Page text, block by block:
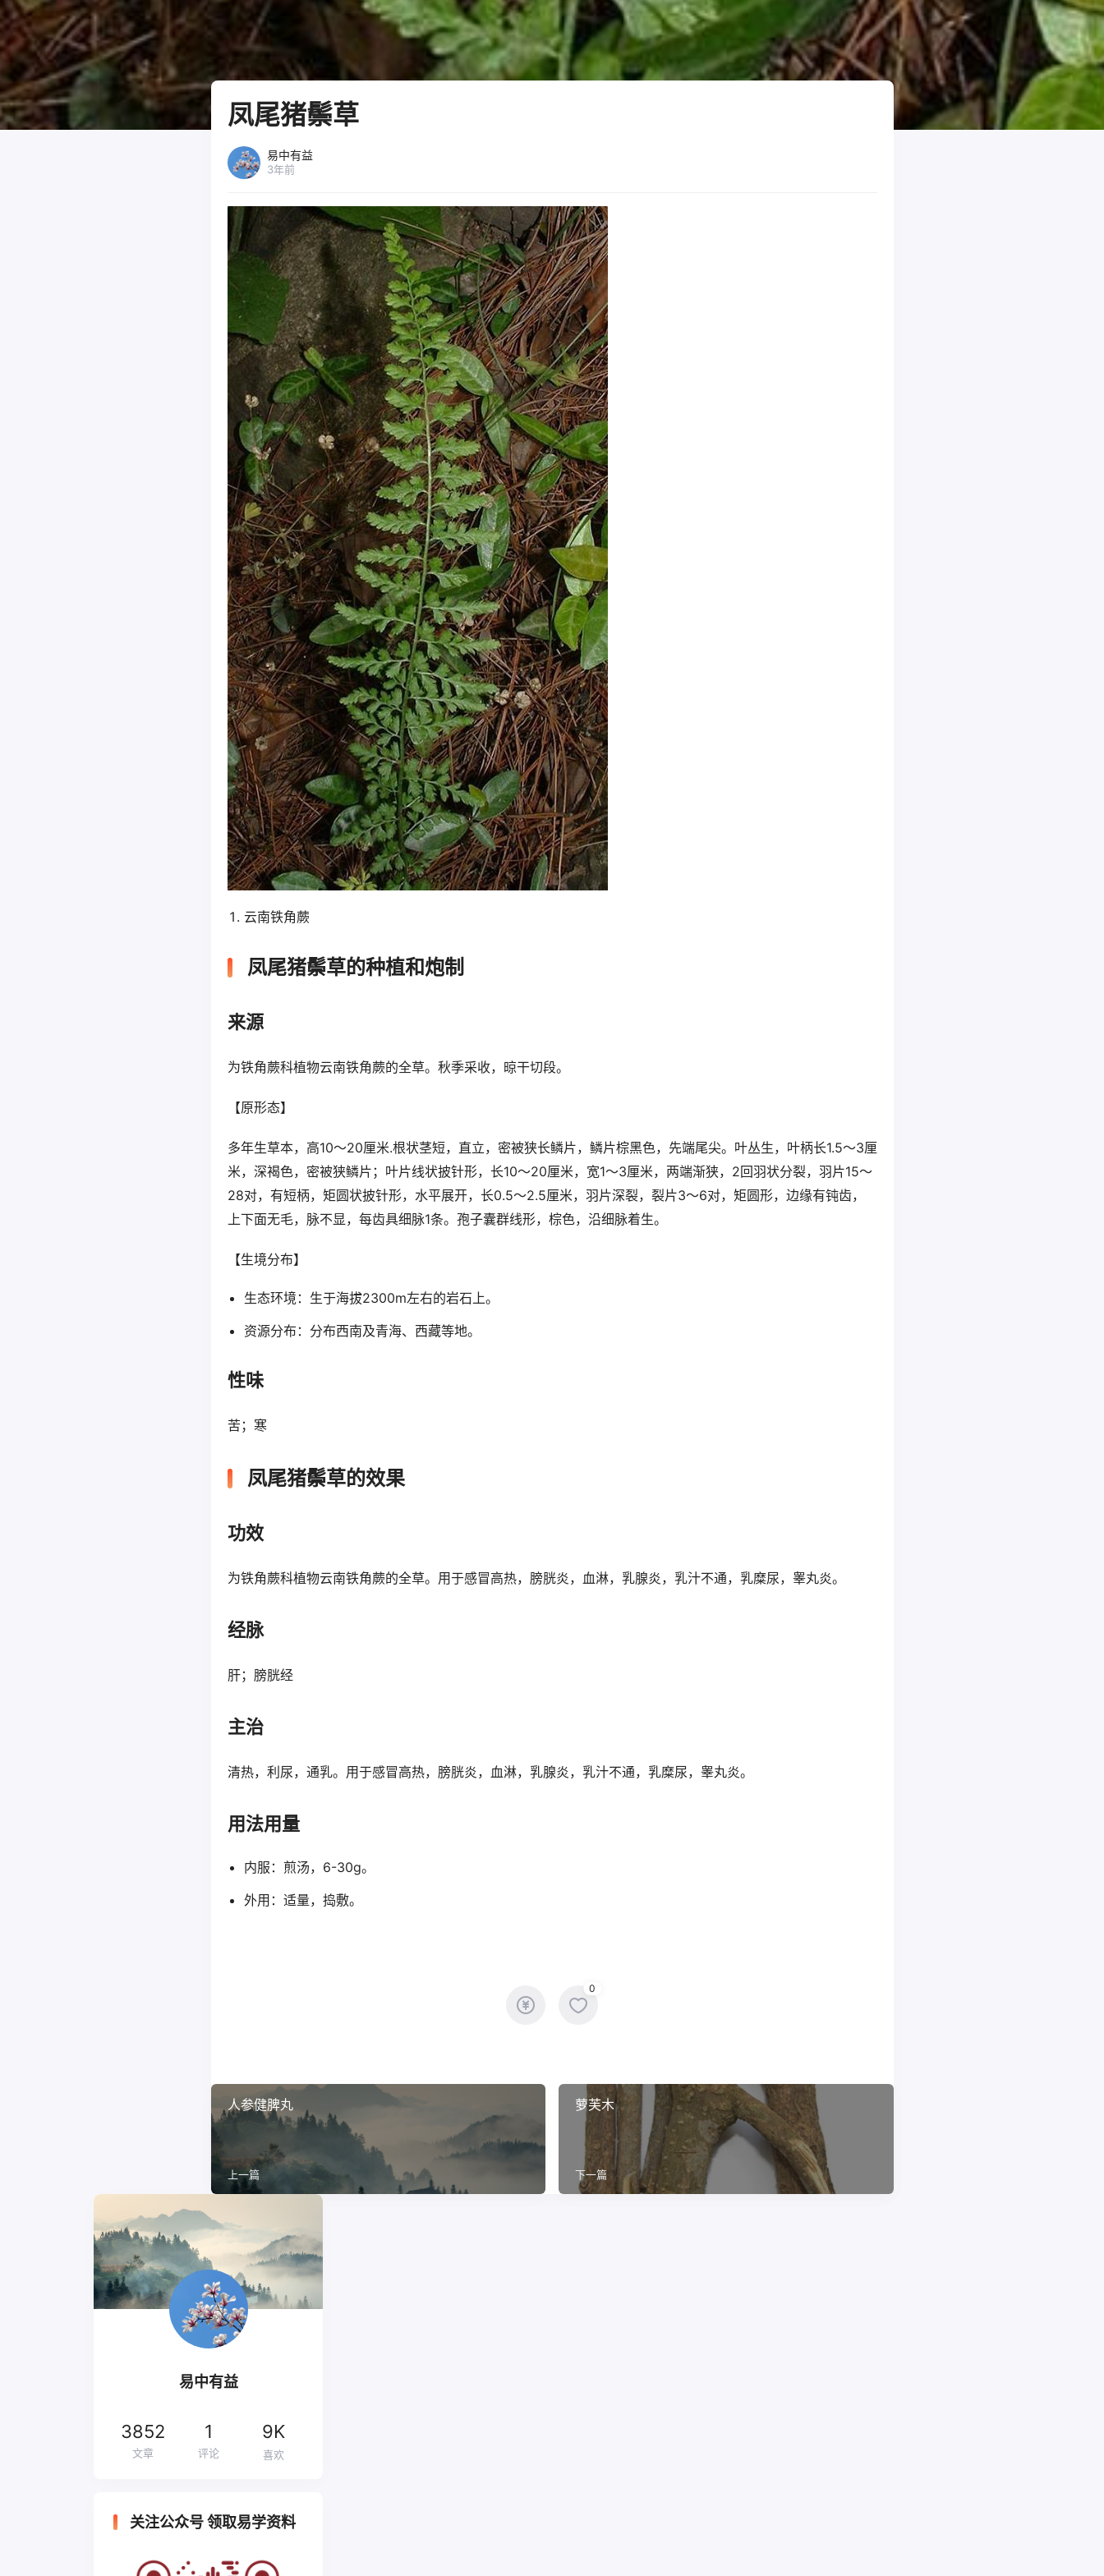
凤尾猪鬃草
易中有益
3年前
云南铁角蕨
凤尾猪鬃草的种植和炮制
来源
为铁角蕨科植物云南铁角蕨的全草。秋季采收，晾干切段。
【原形态】
多年生草本，高10～20厘米.根状茎短，直立，密被狭长鳞片，鳞片棕黑色，先端尾尖。叶丛生，叶柄长1.5～3厘
米，深褐色，密被狭鳞片；叶片线状披针形，长10～20厘米，宽1～3厘米，两端渐狭，2回羽状分裂，羽片15～
28对，有短柄，矩圆状披针形，水平展开，长0.5～2.5厘米，羽片深裂，裂片3～6对，矩圆形，边缘有钝齿，
上下面无毛，脉不显，每齿具细脉1条。孢子囊群线形，棕色，沿细脉着生。
【生境分布】
生态环境：生于海拔2300m左右的岩石上。
资源分布：分布西南及青海、西藏等地。
性味
苦；寒
凤尾猪鬃草的效果
功效
为铁角蕨科植物云南铁角蕨的全草。用于感冒高热，膀胱炎，血淋，乳腺炎，乳汁不通，乳糜尿，睾丸炎。
经脉
肝；膀胱经
主治
清热，利尿，通乳。用于感冒高热，膀胱炎，血淋，乳腺炎，乳汁不通，乳糜尿，睾丸炎。
用法用量
内服：煎汤，6-30g。
外用：适量，捣敷。
0
人参健脾丸
上一篇
萝芙木
下一篇
易中有益
3852
文章
1
评论
9K
喜欢
关注公众号 领取易学资料